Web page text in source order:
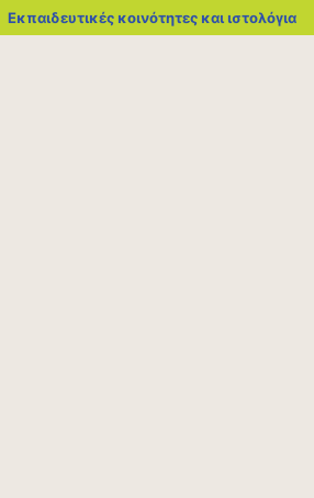
Εκπαιδευτικές κοινότητες και ιστολόγια